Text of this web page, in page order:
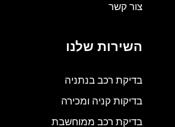
צור קשר
השירות שלנו
בדיקת רכב בנתניה
בדיקות קניה ומכירה
בדיקת רכב ממוחשבת